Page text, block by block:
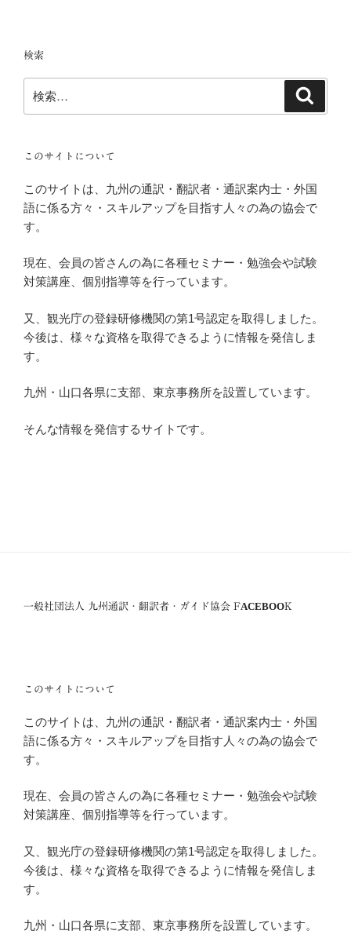
検索
索:
このサイトについて
このサイトは、九州の通訳・翻訳者・通訳案内士・外国
語に係る方々・スキルアップを目指す人々の為の協会で
す。
現在、会員の皆さんの為に各種セミナー・勉強会や試験
対策講座、個別指導等を行っています。
又、観光庁の登録研修機関の第1号認定を取得しました。
今後は、様々な資格を取得できるように情報を発信しま
す。
九州・山口各県に支部、東京事務所を設置しています。
そんな情報を発信するサイトです。
一般社団法人 九州通訳・翻訳者・ガイド協会 FACEBOOK
このサイトについて
このサイトは、九州の通訳・翻訳者・通訳案内士・外国
語に係る方々・スキルアップを目指す人々の為の協会で
す。
現在、会員の皆さんの為に各種セミナー・勉強会や試験
対策講座、個別指導等を行っています。
又、観光庁の登録研修機関の第1号認定を取得しました。
今後は、様々な資格を取得できるように情報を発信しま
す。
九州・山口各県に支部、東京事務所を設置しています。